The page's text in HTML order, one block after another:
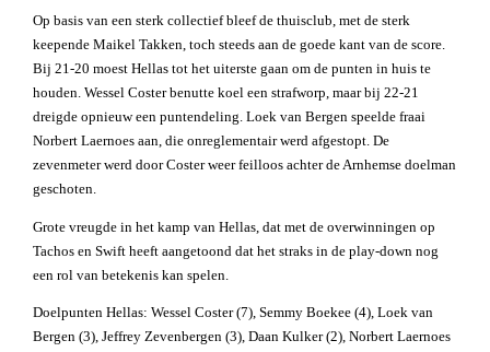
Op basis van een sterk collectief bleef de thuisclub, met de sterk
keepende Maikel Takken, toch steeds aan de goede kant van de score.
Bij 21-20 moest Hellas tot het uiterste gaan om de punten in huis te
houden. Wessel Coster benutte koel een strafworp, maar bij 22-21
dreigde opnieuw een puntendeling. Loek van Bergen speelde fraai
Norbert Laernoes aan, die onreglementair werd afgestopt. De
zevenmeter werd door Coster weer feilloos achter de Arnhemse doelman
geschoten.
Grote vreugde in het kamp van Hellas, dat met de overwinningen op
Tachos en Swift heeft aangetoond dat het straks in de play-down nog
een rol van betekenis kan spelen.
Doelpunten Hellas: Wessel Coster (7), Semmy Boekee (4), Loek van
Bergen (3), Jeffrey Zevenbergen (3), Daan Kulker (2), Norbert Laernoes